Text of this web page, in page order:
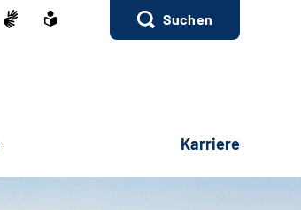
Suchen
Karriere